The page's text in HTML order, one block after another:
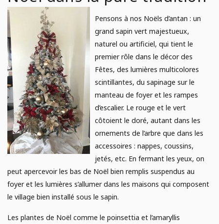
AGRICULTURE URBAINE
JARDINAGE
POTAGER
Analyse de sol
Campagne de financement
Poules
Pensons à nos Noëls d’antan : un
grand sapin vert majestueux,
naturel ou artificiel, qui tient le
premier rôle dans le décor des
Fêtes, des lumières multicolores
scintillantes, du sapinage sur le
manteau de foyer et les rampes
d’escalier. Le rouge et le vert
côtoient le doré, autant dans les
ornements de l’arbre que dans les
accessoires : nappes, coussins,
jetés, etc. En fermant les yeux, on
peut apercevoir les bas de Noël bien remplis suspendus au
foyer et les lumières s’allumer dans les maisons qui composent
le village bien installé sous le sapin.
Les plantes de Noël comme le poinsettia et l’amaryllis